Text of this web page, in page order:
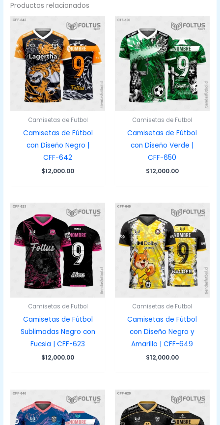
Productos relacionados
Camisetas de Futbol
Camisetas de Fútbol
con Diseño Negro |
CFF-642
$12,000.00
Camisetas de Futbol
Camisetas de Fútbol
con Diseño Verde |
CFF-650
$12,000.00
Camisetas de Futbol
Camisetas de Fútbol
Sublimadas Negro con
Fucsia | CFF-623
$12,000.00
Camisetas de Futbol
Camisetas de Fútbol
con Diseño Negro y
Amarillo | CFF-649
$12,000.00